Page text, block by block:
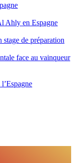
Ahly en Espagne
de préparation
face au vainqueur